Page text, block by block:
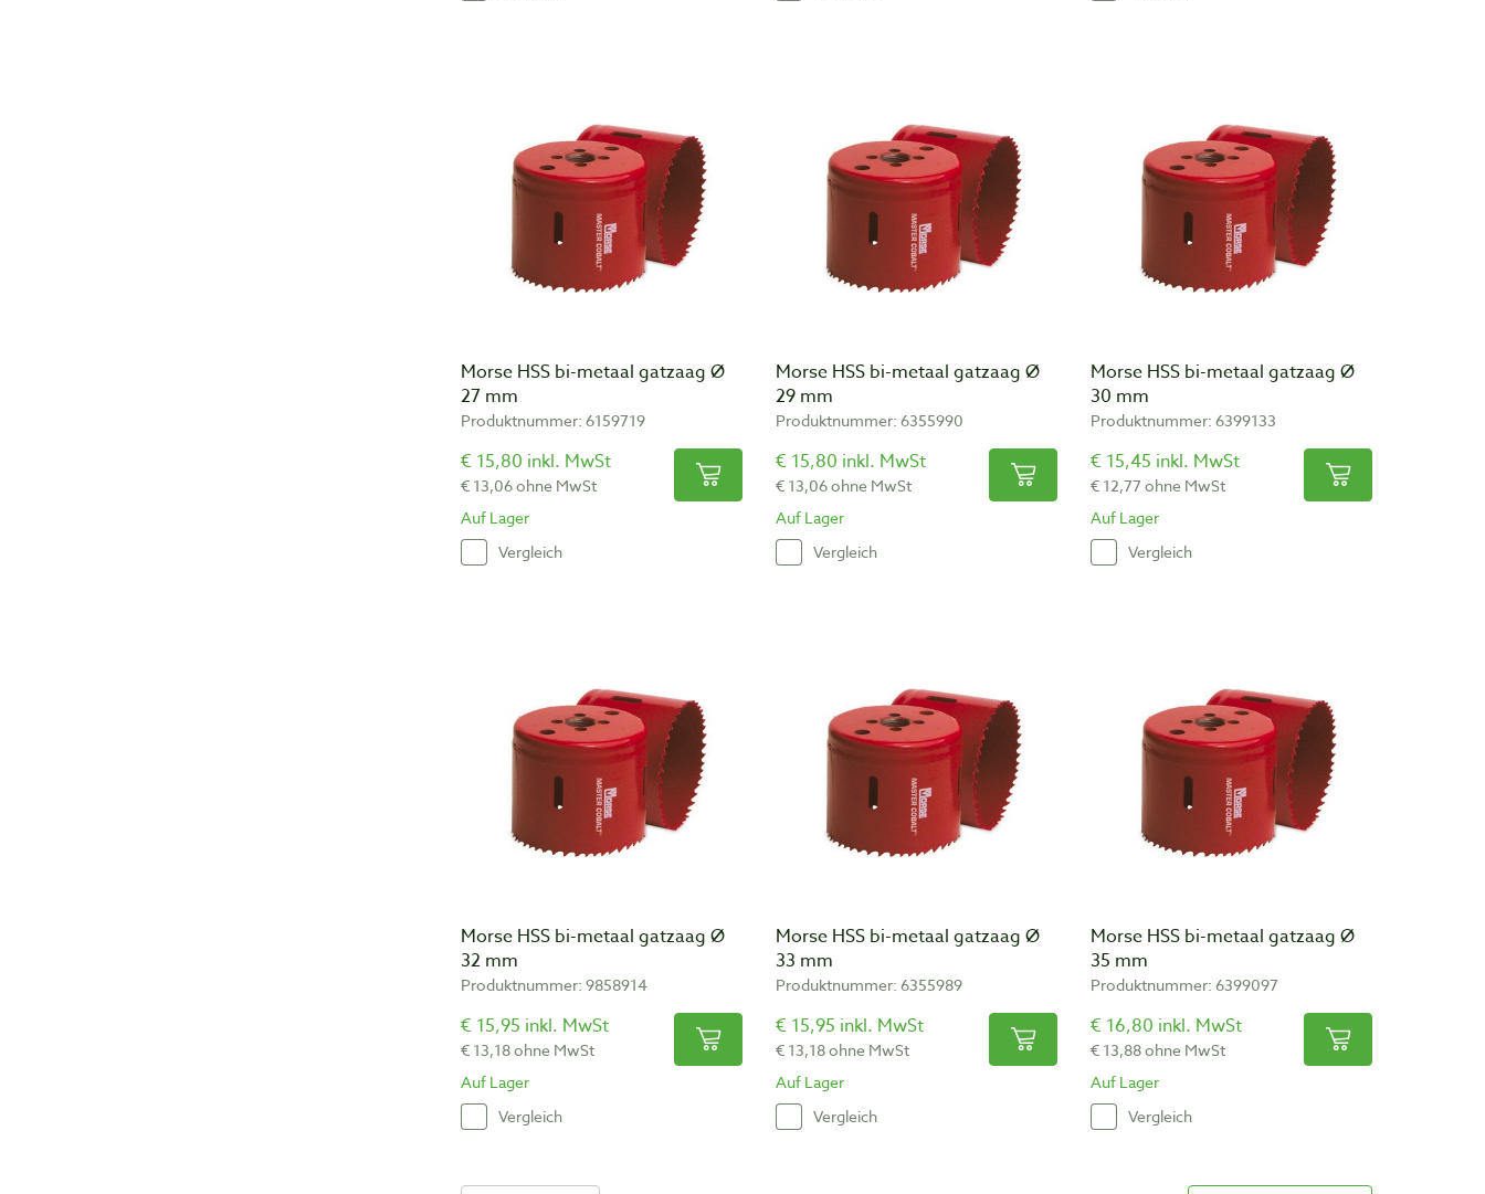
Morse HSS bi-metaal gatzaag Ø
27 mm
Produktnummer: 6159719
€ 15,80 inkl. MwSt
€ 13,06 ohne MwSt
Auf Lager
Vergleich
Morse HSS bi-metaal gatzaag Ø
29 mm
Produktnummer: 6355990
€ 15,80 inkl. MwSt
€ 13,06 ohne MwSt
Auf Lager
Vergleich
Morse HSS bi-metaal gatzaag Ø
30 mm
Produktnummer: 6399133
€ 15,45 inkl. MwSt
€ 12,77 ohne MwSt
Auf Lager
Vergleich
Morse HSS bi-metaal gatzaag Ø
32 mm
Produktnummer: 9858914
€ 15,95 inkl. MwSt
€ 13,18 ohne MwSt
Auf Lager
Vergleich
Morse HSS bi-metaal gatzaag Ø
33 mm
Produktnummer: 6355989
€ 15,95 inkl. MwSt
€ 13,18 ohne MwSt
Auf Lager
Vergleich
Morse HSS bi-metaal gatzaag Ø
35 mm
Produktnummer: 6399097
€ 16,80 inkl. MwSt
€ 13,88 ohne MwSt
Auf Lager
Vergleich